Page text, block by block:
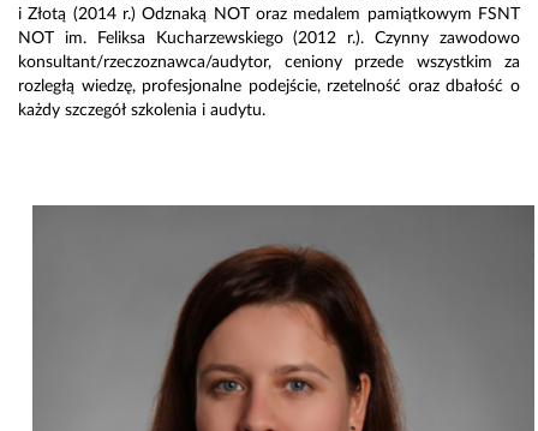
i Złotą (2014 r.) Odznaką NOT oraz medalem pamiątkowym FSNT
NOT im. Feliksa Kucharzewskiego (2012 r.). Czynny zawodowo
konsultant/rzeczoznawca/audytor, ceniony przede wszystkim za
rozległą wiedzę, profesjonalne podejście, rzetelność oraz dbałość o
każdy szczegół szkolenia i audytu.